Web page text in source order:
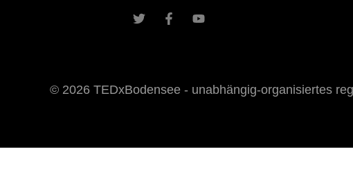
© 2026 TEDxBodensee - unabhängig-organisiertes